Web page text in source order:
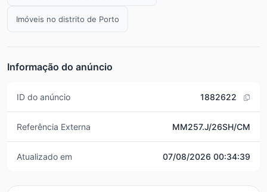
Imóveis no distrito de Porto
Informação do anúncio
ID do anúncio 1882622
Referência Externa MM257.J/26SH/CM
Atualizado em 07/08/2026 00:34:39